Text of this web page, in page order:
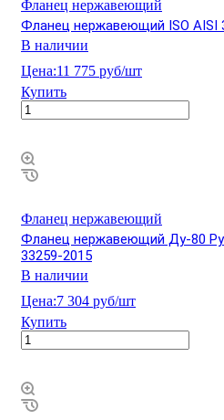
Фланец нержавеющий
Фланец нержавеющий ISO AISI
В наличии
Цена:11 775 руб/шт
Купить
Фланец нержавеющий
Фланец нержавеющий Ду-80
33259-2015
В наличии
Цена:7 304 руб/шт
Купить